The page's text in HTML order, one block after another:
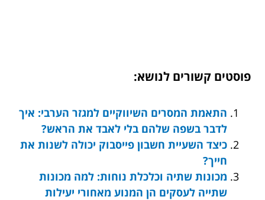
פוסטים קשורים לנושא:
התאמת המסרים השיווקיים למגזר הערבי: איך
לדבר בשפה שלהם בלי לאבד את הראש?
כיצד השעיית חשבון פייסבוק יכולה לשנות את
חייך?
מכונות שתיה וכלכלת נוחות: למה מכונות
שתייה לעסקים הן המנוע מאחורי יעילות